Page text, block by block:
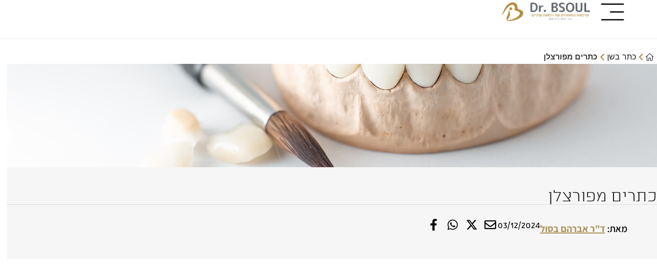
כתר בשן כתרים מפורצלן
כתרים מפורצלן
מאת: ד"ר אברהם בסול03/12/2024